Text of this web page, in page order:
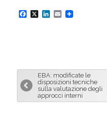
F
b
o
o
X
L
e
d
I
E
l
EBA: modificate le
disposizioni tecniche
sulla valutazione degli
approcci interni